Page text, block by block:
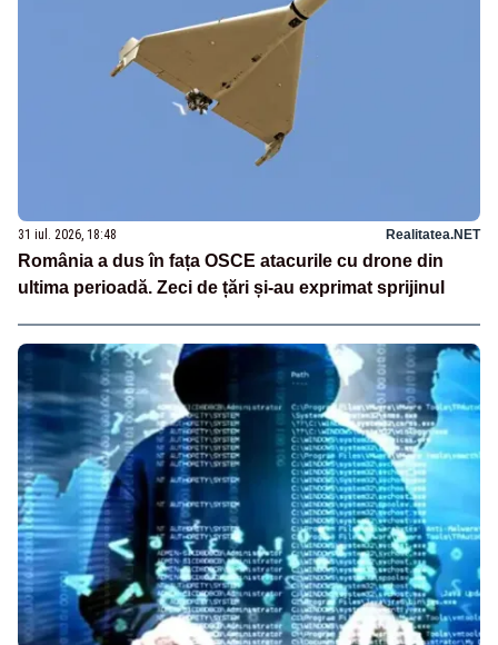
31 iul. 2026, 18:48 Realitatea.NET
România a dus în fața OSCE atacurile cu drone din
ultima perioadă. Zeci de țări și-au exprimat sprijinul